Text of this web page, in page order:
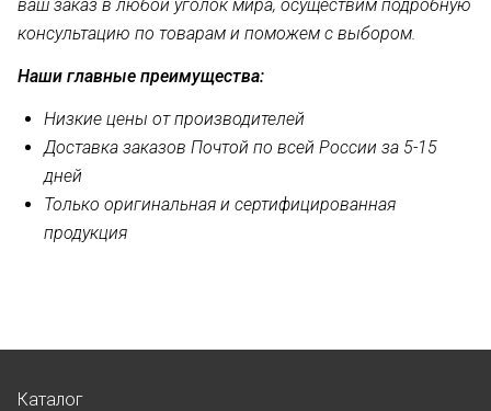
ваш заказ в любой уголок мира, осуществим подробную
консультацию по товарам и поможем с выбором.
Наши главные преимущества:
Низкие цены от производителей
Доставка заказов Почтой по всей России за 5-15
дней
Только оригинальная и сертифицированная
продукция
Каталог